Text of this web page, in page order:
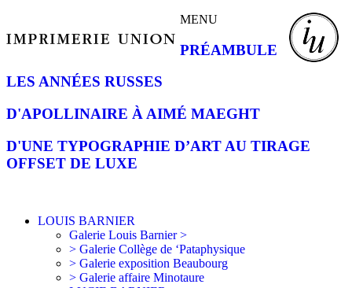
MENU
PRÉAMBULE
LES ANNÉES RUSSES
D'APOLLINAIRE À AIMÉ MAEGHT
D'UNE TYPOGRAPHIE D’ART AU TIRAGE
OFFSET DE LUXE
LOUIS BARNIER
Galerie Louis Barnier >
> Galerie Collège de ‘Pataphysique
> Galerie exposition Beaubourg
> Galerie affaire Minotaure